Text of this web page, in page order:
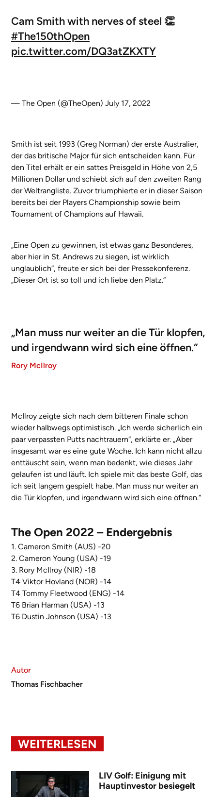
Cam Smith with nerves of steel 👏
#The150thOpen
pic.twitter.com/DQ3atZKXTY
— The Open (@TheOpen) July 17, 2022
Smith ist seit 1993 (Greg Norman) der erste Australier,
der das britische Major für sich entscheiden kann. Für
den Titel erhält er ein sattes Preisgeld in Höhe von 2,5
Millionen Dollar und schiebt sich auf den zweiten Rang
der Weltrangliste. Zuvor triumphierte er in dieser Saison
bereits bei der Players Championship sowie beim
Tournament of Champions auf Hawaii.
„Eine Open zu gewinnen, ist etwas ganz Besonderes,
aber hier in St. Andrews zu siegen, ist wirklich
unglaublich“, freute er sich bei der Pressekonferenz.
„Dieser Ort ist so toll und ich liebe den Platz.“
„Man muss nur weiter an die Tür klopfen,
und irgendwann wird sich eine öffnen.“
Rory McIlroy
McIlroy zeigte sich nach dem bitteren Finale schon
wieder halbwegs optimistisch. „Ich werde sicherlich ein
paar verpassten Putts nachtrauern“, erklärte er. „Aber
insgesamt war es eine gute Woche. Ich kann nicht allzu
enttäuscht sein, wenn man bedenkt, wie dieses Jahr
gelaufen ist und läuft. Ich spiele mit das beste Golf, das
ich seit langem gespielt habe. Man muss nur weiter an
die Tür klopfen, und irgendwann wird sich eine öffnen.“
The Open 2022 – Endergebnis
1. Cameron Smith (AUS) -20
2. Cameron Young (USA) -19
3. Rory McIlroy (NIR) -18
T4 Viktor Hovland (NOR) -14
T4 Tommy Fleetwood (ENG) -14
T6 Brian Harman (USA) -13
T6 Dustin Johnson (USA) -13
Autor
Thomas Fischbacher
WEITERLESEN
LIV Golf: Einigung mit
Hauptinvestor besiegelt